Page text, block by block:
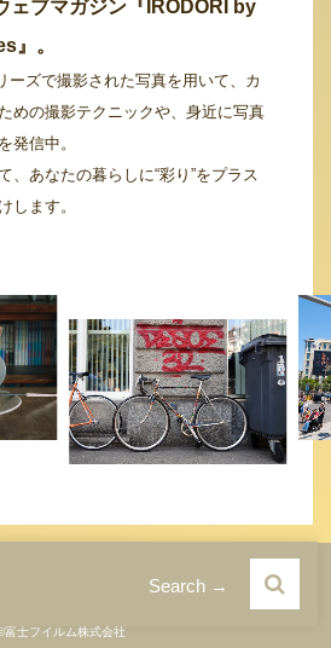
Search →
ェブマガジン『IRODORI by
』。
ーズで撮影された写真を用いて、カ
めの撮影テクニックや、身近に写真
発信中。
、あなたの暮らしに“彩り”をプラス
します。
ご利用条件
富士フイルム株式会社